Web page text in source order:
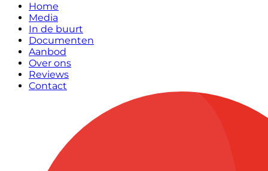
Home
Media
In de buurt
Documenten
Aanbod
Over ons
Reviews
Contact